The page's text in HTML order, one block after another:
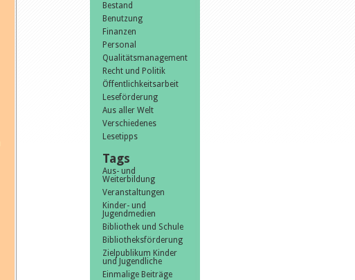
Bestand
Benutzung
Finanzen
Personal
Qualitätsmanagement
Recht und Politik
Öffentlichkeitsarbeit
Leseförderung
Aus aller Welt
Verschiedenes
Lesetipps
Tags
Aus- und
Weiterbildung
Veranstaltungen
Kinder- und
Jugendmedien
Bibliothek und Schule
Bibliotheksförderung
Zielpublikum Kinder
und Jugendliche
Einmalige Beiträge